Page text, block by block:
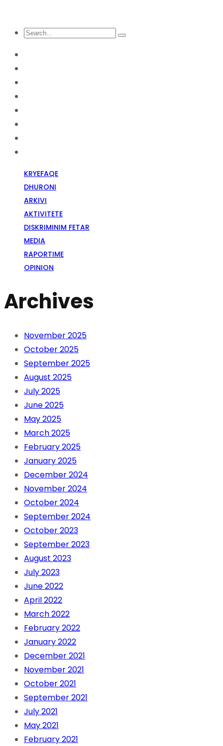
KRYEFAQE
DHURONI
ARKIVI
AKTIVITETE
DISKRIMINIM FETAR
MEDIA
RAPORTIME
OPINION
Archives
November 2025
October 2025
September 2025
August 2025
July 2025
June 2025
May 2025
March 2025
February 2025
January 2025
December 2024
November 2024
October 2024
September 2024
October 2023
September 2023
August 2023
July 2023
June 2022
April 2022
March 2022
February 2022
January 2022
December 2021
November 2021
October 2021
September 2021
July 2021
May 2021
February 2021